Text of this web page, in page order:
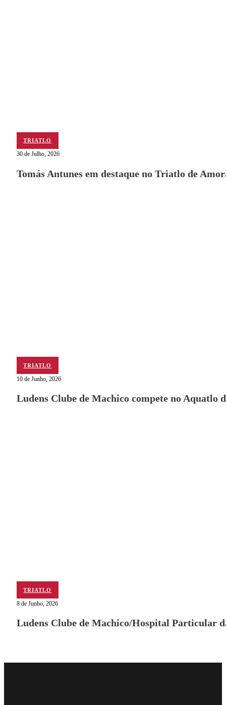
TRIATLO
30 de Julho, 2026
Tomás Antunes em destaque no Triatlo de
TRIATLO
10 de Junho, 2026
Ludens Clube de Machico compete no Aquatlo
TRIATLO
8 de Junho, 2026
Ludens Clube de Machico/Hospital Particular